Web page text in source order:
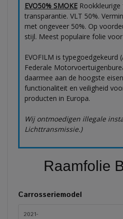
EVO50% SMOKE
transparantie. VLT 50%.
met ongeveer 50%. Op
stijl. Meest populaire folie
EVOFILM is typegoedgekeurd
Federale
daarmee aan de hoogste
functionaliteit en veiligheid
producten in Europa.
Wij ontmoedigen illegale
Lichttransmissie.)
Raamfolie
Carrosseriemodel
2021-